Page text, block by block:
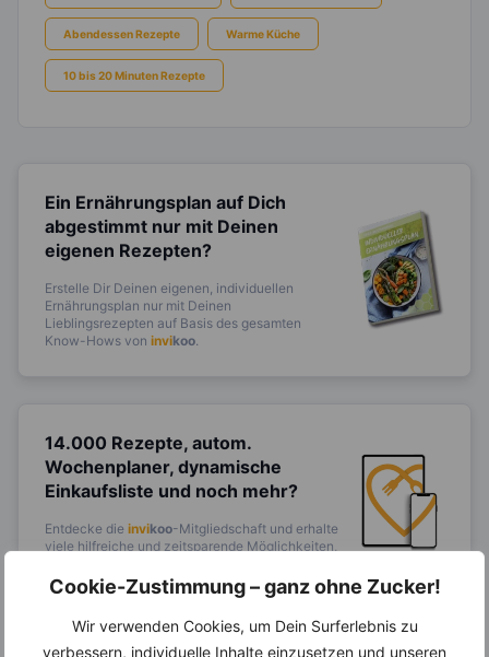
Cookie-Zustimmung – ganz ohne Zucker!
Wir verwenden Cookies, um Dein Surferlebnis zu
verbessern, individuelle Inhalte einzusetzen und unseren
Abendessen Rezepte Warme Küche
10 bis 20 Minuten Rezepte
Ein Ernährungsplan auf Dich
abgestimmt nur mit Deinen
eigenen Rezepten?
Erstelle Dir Deinen eigenen, individuellen
Ernährungsplan nur mit Deinen
Lieblingsrezepten auf Basis des gesamten
Know-Hows von invikoo
14.000 Rezepte, autom.
Wochenplaner, dynamische
Einkaufsliste und noch mehr?
Entdecke die invikoo-Mitgliedschaft und erhalte
viele hilfreiche und zeitsparende Möglichkeiten,